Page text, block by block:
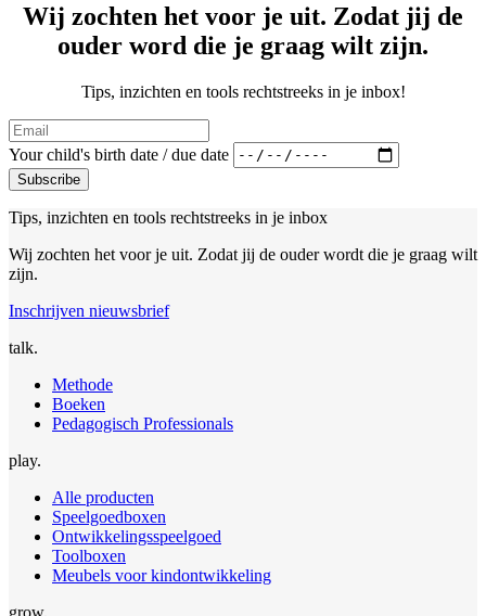
Wij zochten het voor je uit. Zodat jij de
ouder word die je graag wilt zijn.
Tips, inzichten en tools rechtstreeks in je inbox!
Your child's birth date / due date
Subscribe
Tips, inzichten en tools rechtstreeks in je inbox
Wij zochten het voor je uit. Zodat jij de ouder wordt die je graag wilt
zijn.
Inschrijven nieuwsbrief
talk.
Methode
Boeken
Pedagogisch Professionals
play.
Alle producten
Speelgoedboxen
Ontwikkelingsspeelgoed
Toolboxen
Meubels voor kindontwikkeling
grow.